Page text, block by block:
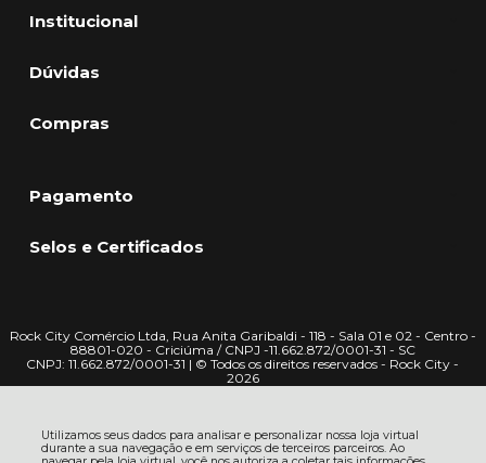
Utilizamos seus dados para analisar e personalizar nossa loja virtual
durante a sua navegação e em serviços de terceiros parceiros. Ao
Institucional
Dúvidas
Compras
Pagamento
Selos e Certificados
Rock City Comércio Ltda, Rua Anita Garibaldi - 118 - Sala 01 e 02 - Centro -
88801-020 - Criciúma / CNPJ -11.662.872/0001-31 - SC
CNPJ: 11.662.872/0001-31 | © Todos os direitos reservados - Rock City -
2026